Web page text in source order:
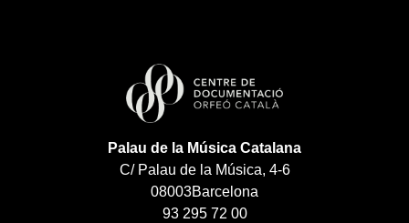
Palau de la Música Catalana
C/ Palau de la Música, 4-6
08003Barcelona
93 295 72 00